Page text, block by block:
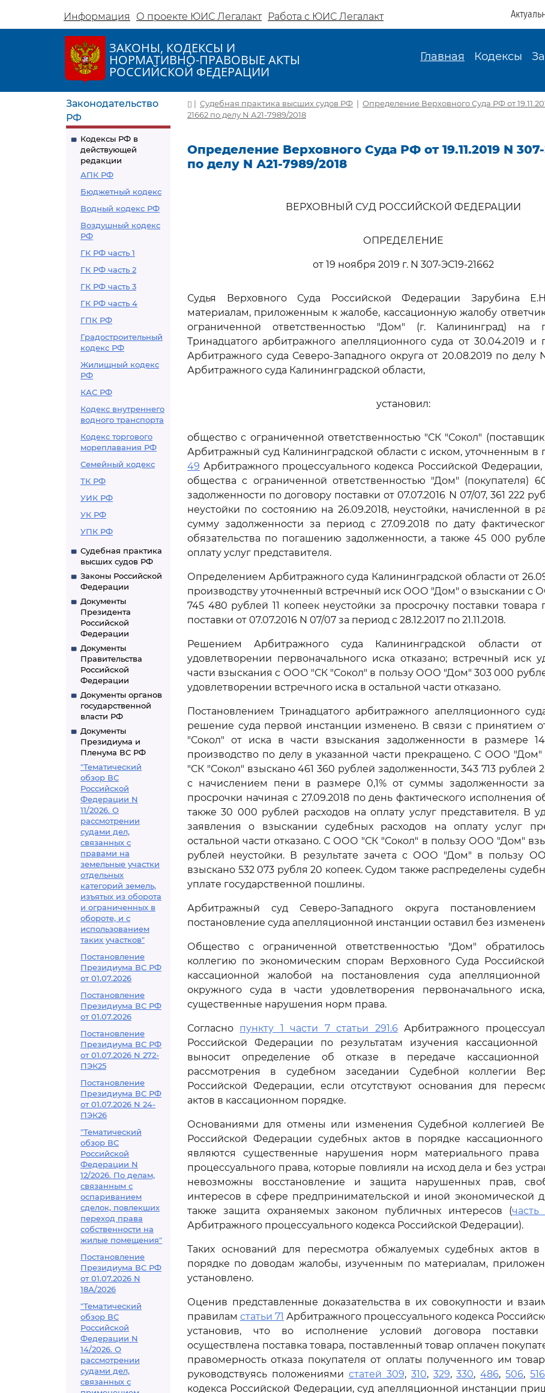
Информация О проекте ЮИС Легалакт Работа с ЮИС Легалакт
ЗАКОНЫ, КОДЕКСЫ И
НОРМАТИВНО-ПРАВОВЫЕ АКТЫ
РОССИЙСКОЙ ФЕДЕРАЦИИ
Главная Кодексы
Законодательство
РФ
Кодексы РФ в
действующей
редакции
АПК РФ
Бюджетный кодекс
Водный кодекс РФ
Воздушный кодекс
РФ
ГК РФ часть 1
ГК РФ часть 2
ГК РФ часть 3
ГК РФ часть 4
ГПК РФ
Градостроительный
кодекс РФ
Жилищный кодекс
РФ
КАС РФ
Кодекс внутреннего
водного транспорта
Кодекс торгового
мореплавания РФ
Семейный кодекс
ТК РФ
УИК РФ
УК РФ
УПК РФ
Судебная практика
высших судов РФ
Законы Российской
Федерации
Документы
Президента
Российской
Федерации
Документы
Правительства
Российской
Федерации
Документы органов
государственной
власти РФ
Документы
Президиума и
Пленума ВС РФ
"Тематический
обзор ВС
Российской
Федерации N
11/2026. О
рассмотрении
судами дел,
связанных с
правами на
земельные участки
отдельных
категорий земель,
изъятых из оборота
и ограниченных в
обороте, и с
использованием
таких участков"
Постановление
Президиума ВС РФ
от 01.07.2026
Постановление
Президиума ВС РФ
от 01.07.2026
Постановление
Президиума ВС РФ
от 01.07.2026 N 272-
ПЭК25
Постановление
Президиума ВС РФ
от 01.07.2026 N 24-
ПЭК26
"Тематический
обзор ВС
Российской
Федерации N
12/2026. По делам,
связанным с
оспариванием
сделок, повлекших
переход права
собственности на
жилые помещения"
Постановление
Президиума ВС РФ
от 01.07.2026 N
18А/2026
"Тематический
обзор ВС
Российской
Федерации N
14/2026. О
рассмотрении
судами дел,
связанных с
| Судебная практика высших судов РФ | Определение Верховного Суда РФ от
21662 по делу N А21-7989/2018
Определение Верховного Суда РФ от 19.11.2019 N 307-
по делу N А21-7989/2018
ВЕРХОВНЫЙ СУД РОССИЙСКОЙ ФЕДЕРАЦИИ
ОПРЕДЕЛЕНИЕ
от 19 ноября 2019 г. N 307-ЭС19-21662
Судья Верховного Суда Российской Федерации Зарубина
материалам, приложенным к жалобе, кассационную жалобу
ограниченной ответственностью "Дом" (г. Калининград) на
Тринадцатого арбитражного апелляционного суда от 30.04.2019 и
Арбитражного суда Северо-Западного округа от 20.08.2019 по делу
Арбитражного суда Калининградской области,
установил:
общество с ограниченной ответственностью "СК "Сокол"
Арбитражный суд Калининградской области с иском, уточненным в
49 Арбитражного процессуального кодекса Российской
общества с ограниченной ответственностью "Дом" (покупателя)
задолженности по договору поставки от 07.07.2016 N 07/07, 361 222
неустойки по состоянию на 26.09.2018, неустойки, начисленной в
сумму задолженности за период с 27.09.2018 по дату
обязательства по погашению задолженности, а также 45 000
оплату услуг представителя.
Определением Арбитражного суда Калининградской области от
производству уточненный встречный иск ООО "Дом" о взыскании с
745 480 рублей 11 копеек неустойки за просрочку поставки товара
поставки от 07.07.2016 N 07/07 за период с 28.12.2017 по 21.11.2018.
Решением Арбитражного суда Калининградской области
удовлетворении первоначального иска отказано; встречный иск
части взыскания с ООО "СК "Сокол" в пользу ООО "Дом" 303 000
удовлетворении встречного иска в остальной части отказано.
Постановлением Тринадцатого арбитражного апелляционного
решение суда первой инстанции изменено. В связи с принятием
"Сокол" от иска в части взыскания задолженности в размере
производство по делу в указанной части прекращено. С ООО
"СК "Сокол" взыскано 461 360 рублей задолженности, 343 713 рублей
с начислением пени в размере 0,1% от суммы задолженности
просрочки начиная с 27.09.2018 по день фактического исполнения
также 30 000 рублей расходов на оплату услуг представителя. В
заявления о взыскании судебных расходов на оплату услуг
остальной части отказано. С ООО "СК "Сокол" в пользу ООО "Дом"
рублей неустойки. В результате зачета с ООО "Дом" в пользу
взыскано 532 073 рубля 20 копеек. Судом также распределены
уплате государственной пошлины.
Арбитражный суд Северо-Западного округа постановлением
постановление суда апелляционной инстанции оставил без
Общество с ограниченной ответственностью "Дом"
коллегию по экономическим спорам Верховного Суда
кассационной жалобой на постановления суда
окружного суда в части удовлетворения первоначального
существенные нарушения норм права.
Согласно пункту 1 части 7 статьи 291.6Арбитражного
Российской Федерации по результатам изучения кассационной
выносит определение об отказе в передаче
рассмотрения в судебном заседании Судебной коллегии
Российской Федерации, если отсутствуют основания для
актов в кассационном порядке.
Основаниями для отмены или изменения Судебной коллегией
Российской Федерации судебных актов в порядке кассационного
являются существенные нарушения норм материального
процессуального права, которые повлияли на исход дела и без
невозможны восстановление и защита нарушенных прав,
интересов в сфере предпринимательской и иной экономической
также защита охраняемых законом публичных интересов (часть
Арбитражного процессуального кодекса Российской Федерации).
Таких оснований для пересмотра обжалуемых судебных актов в
порядке по доводам жалобы, изученным по материалам,
установлено.
Оценив представленные доказательства в их совокупности и
правилам статьи 71 Арбитражного процессуального кодекса
установив, что во исполнение условий договора поставки
осуществлена поставка товара, поставленный товар оплачен
правомерность отказа покупателя от оплаты полученного им
руководствуясь положениями статей 309, 310, 329,330,486,506,516
кодекса Российской Федерации, суд апелляционной инстанции